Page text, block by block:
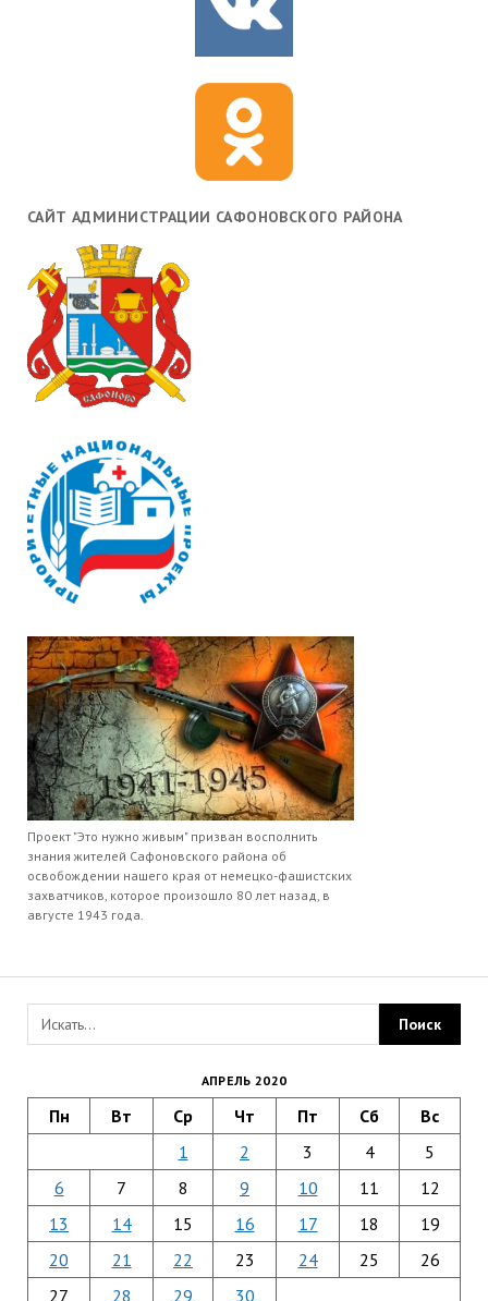
САЙТ АДМИНИСТРАЦИИ САФОНОВСКОГО РАЙОНА
Проект "Это нужно живым" призван восполнить
знания жителей Сафоновского района об
освобождении нашего края от немецко-фашистских
захватчиков, которое произошло 80 лет назад, в
августе 1943 года.
АПРЕЛЬ 2020
Пн Вт Ср Чт Пт Сб Вс
1 2 3 4
5
6
7 8 9 10 11
12
13
14 15 16 17 18
19
20
21 22 23 24 25
26
27
28 29 30